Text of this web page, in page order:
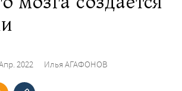
2022 Илья АГАФОНОВ